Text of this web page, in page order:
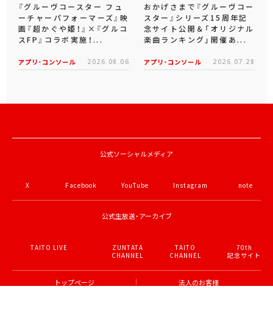
『グルーヴコースター フュ
ーチャーパフォーマーズ』映
画『超かぐや姫！』×『グルコ
スFP』コラボ実施！...
アプリ･コンソール 2026.08.06
おかげさまで『グルーヴコー
スター』シリーズ15周年記
念サイト公開＆「オリジナル
楽曲ランキング」開催あ...
アプリ･コンソール 2026.07.28
公式ソーシャルメディア
X Facebook YouTube Instagram note
公式生放送・アーカイブ
TAITO LIVE
ZUNTATA
CHANNEL
TAITO
CHANNEL
70th
記念サイト
トップページ 法人のお客様